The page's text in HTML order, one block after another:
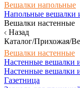
Вешалки напольные
Напольные вешалки
Вешалки настенные
Назад
Каталог/Прихожая/
Вешалки настенные
Настенные вешалки
Настенные вешалки
Газетница